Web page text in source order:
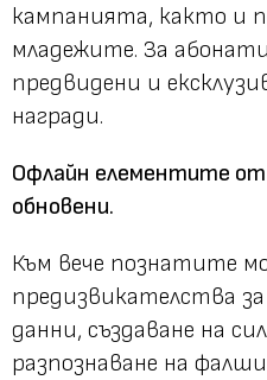
кампанията, както и
младежите. За
предвидени и
награди.
Офлайн елементите
обновени.
Към вече познатите
предизвикателства
данни, създаване на
разпознаване на